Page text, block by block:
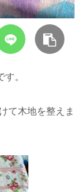
す。
て木地を整えま